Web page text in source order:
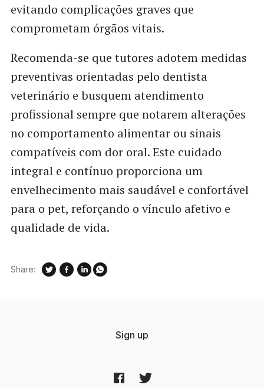
evitando complicações graves que
comprometam órgãos vitais.
Recomenda-se que tutores adotem medidas
preventivas orientadas pelo dentista
veterinário e busquem atendimento
profissional sempre que notarem alterações
no comportamento alimentar ou sinais
compatíveis com dor oral. Este cuidado
integral e contínuo proporciona um
envelhecimento mais saudável e confortável
para o pet, reforçando o vínculo afetivo e
qualidade de vida.
Share:
Sign up